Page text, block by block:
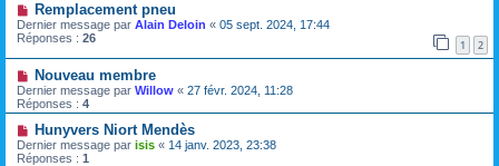
Remplacement pneu
Dernier message par Alain Deloin « 05 sept. 2024, 17:44
Réponses : 26 1 2
Nouveau membre
Dernier message par Willow « 27 févr. 2024, 11:28
Réponses : 4
Hunyvers Niort Mendès
Dernier message par isis « 14 janv. 2023, 23:38
Réponses : 1